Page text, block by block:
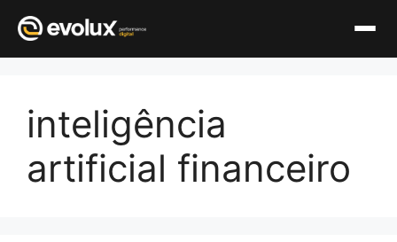
conteúdo
inteligência
artificial financeiro